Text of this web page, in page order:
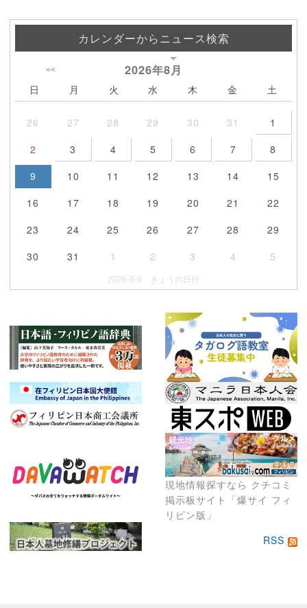
現地情報探すなら クチコミ
掲示板サイト「爆サイ フィ
リピン版」
カレンダーからニュース検索
2026年8月
<<
日 月 火 水 木 金 土
26 27 28 29 30 31
1
2
3 4 5 6 7
8
9
10 11 12 13 14
15
16
17 18 19 20 21
22
23
24 25 26 27 28
29
30
31 1 2 3 4 5
2026-8-9 きょうの日付
RSS